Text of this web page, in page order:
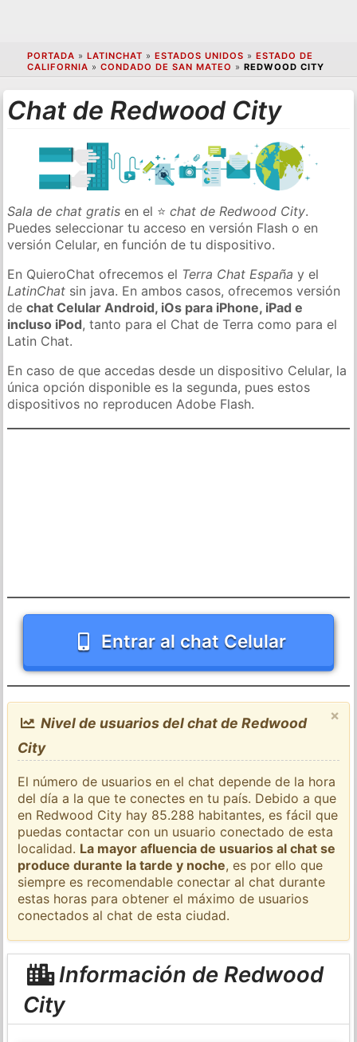
PORTADA » LATINCHAT » ESTADOS UNIDOS » ESTADO DE
CALIFORNIA » CONDADO DE SAN MATEO » REDWOOD CITY
Chat de Redwood City
Sala de chat gratis en el ⭐chat de Redwood City.
Puedes seleccionar tu acceso en versión Flash o en
versión Celular, en función de tu dispositivo.
En QuieroChat ofrecemos el Terra Chat España y el
LatinChat sin java. En ambos casos, ofrecemos versión
dechat Celular Android, iOs para iPhone, iPad e
incluso iPod, tanto para el Chat de Terra como para el
Latin Chat.
En caso de que accedas desde un dispositivo Celular, la
única opción disponible es la segunda, pues estos
dispositivos no reproducen Adobe Flash.
Entrar al chat Celular
×
Nivel de usuarios del chat de Redwood
City
El número de usuarios en el chat depende de la hora
del día a la que te conectes en tu país. Debido a que
en Redwood City hay 85.288 habitantes, es fácil que
puedas contactar con un usuario conectado de esta
localidad. La mayor afluencia de usuarios al chat se
produce durante la tarde y noche, es por ello que
siempre es recomendable conectar al chat durante
estas horas para obtener el máximo de usuarios
conectados al chat de esta ciudad.
Información de Redwood
City